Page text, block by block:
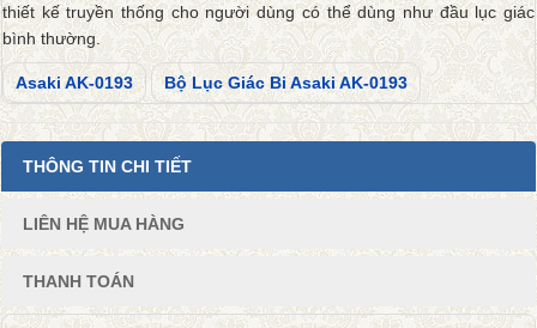
thiết kế truyền thống cho người dùng có thể dùng như đầu lục giác
bình thường.
Asaki AK-0193 Bộ Lục Giác Bi Asaki AK-0193
THÔNG TIN CHI TIẾT
LIÊN HỆ MUA HÀNG
THANH TOÁN